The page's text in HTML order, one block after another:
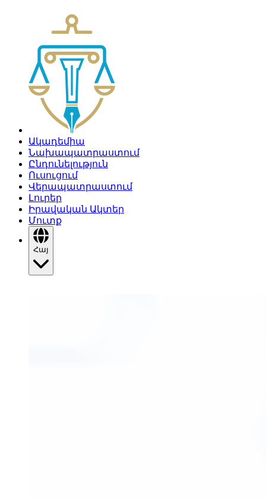
Ակադեմիա
Նախապատրաստում
Ընդունելություն
Ուսուցում
Վերապատրաստում
Լուրեր
Իրավական Ակտեր
Մուտք
Հայ